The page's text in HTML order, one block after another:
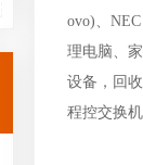
ovo)、
理电脑、
设备，回
程控交换